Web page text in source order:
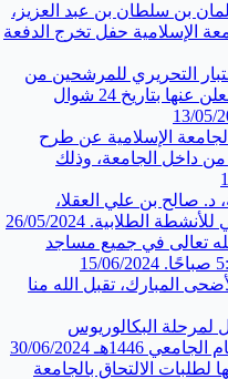
بن سلطان بن عبد العزيز،
الإسلامية حفل تخرج الدفعة
عن موعد الاختبار التحريري للمرشحين من
المتقدمين على الوظائف الأكاديمية المعلن عنها بتاريخ 24 شوال
13/05/
الجامعة الإسلامية عن طرح
داخل الجامعة، وذلك
د. صالح بن علي العقلا،
الطلابية. 26/05/2024
تعالى في جميع مساجد
15/06/2024
المبارك، تقبل الله منا
عن دليل القبول لمرحلة البكالوريوس
1446هـ
30/06/2024
لطلبات الالتحاق بالجامعة